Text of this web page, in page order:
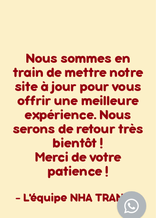
Nous sommes en
train de mettre notre
site à jour pour vous
offrir une meilleure
expérience. Nous
serons de retour très
bientôt !
Merci de votre
patience !
- L'équipe NHA TRANG ♥